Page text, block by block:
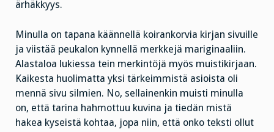
ärhäkkyys.
Minulla on tapana käännellä koirankorvia kirjan sivuille
ja viistää peukalon kynnellä merkkejä mariginaaliin.
Alastaloa lukiessa tein merkintöjä myös muistikirjaan.
Kaikesta huolimatta yksi tärkeimmistä asioista oli
mennä sivu silmien. No, sellainenkin muisti minulla
on, että tarina hahmottuu kuvina ja tiedän mistä
hakea kyseistä kohtaa, jopa niin, että onko teksti ollut